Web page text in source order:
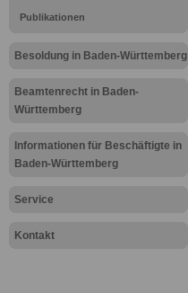
Publikationen
Besoldung in Baden-Württemberg
Beamtenrecht in Baden-
Württemberg
Informationen für Beschäftigte in
Baden-Württemberg
Service
Kontakt